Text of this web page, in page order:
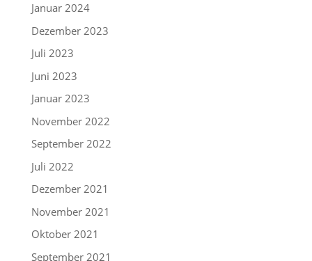
Januar 2024
Dezember 2023
Juli 2023
Juni 2023
Januar 2023
November 2022
September 2022
Juli 2022
Dezember 2021
November 2021
Oktober 2021
September 2021